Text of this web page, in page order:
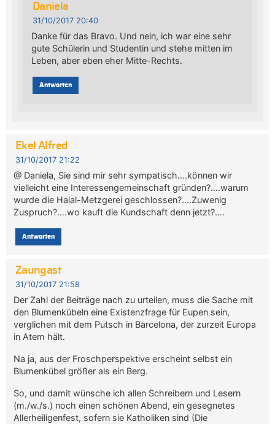
Daniela
31/10/2017 20:40
Danke für das Bravo. Und nein, ich war eine sehr
gute Schülerin und Studentin und stehe mitten im
Leben, aber eben eher Mitte-Rechts.
Antworten
Ekel Alfred
31/10/2017 21:22
@ Daniela, Sie sind mir sehr sympatisch….können wir
vielleicht eine Interessengemeinschaft gründen?….warum
wurde die Halal-Metzgerei geschlossen?….Zuwenig
Zuspruch?….wo kauft die Kundschaft denn jetzt?….
Antworten
Zaungast
31/10/2017 21:58
Der Zahl der Beiträge nach zu urteilen, muss die Sache mit
den Blumenkübeln eine Existenzfrage für Eupen sein,
verglichen mit dem Putsch in Barcelona, der zurzeit Europa
in Atem hält.
Na ja, aus der Froschperspektive erscheint selbst ein
Blumenkübel größer als ein Berg.
So, und damit wünsche ich allen Schreibern und Lesern
(m./w./s.) noch einen schönen Abend, ein gesegnetes
Allerheiligenfest, sofern sie Katholiken sind (Die